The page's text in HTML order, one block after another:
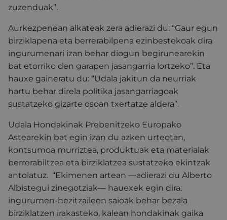
zuzenduak”.
Aurkezpenean alkateak zera adierazi du: “Gaur egun
birziklapena eta berrerabilpena ezinbestekoak dira
ingurumenari izan behar diogun begirunearekin
bat etorriko den garapen jasangarria lortzeko”. Eta
hauxe gaineratu du: “Udala jakitun da neurriak
hartu behar direla politika jasangarriagoak
sustatzeko gizarte osoan txertatze aldera”.
Udala Hondakinak Prebenitzeko Europako
Astearekin bat egin izan du azken urteotan,
kontsumoa murriztea, produktuak eta materialak
berrerabiltzea eta birziklatzea sustatzeko ekintzak
antolatuz. “Ekimenen artean —adierazi du Alberto
Albistegui zinegotziak— hauexek egin dira:
ingurumen-hezitzaileen saioak behar bezala
birziklatzen irakasteko, kalean hondakinak gaika